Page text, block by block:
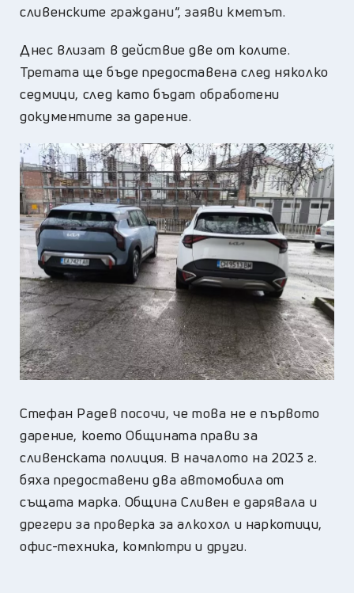
сливенските граждани“, заяви кметът.
Днес влизат в действие две от колите.
Третата ще бъде предоставена след няколко
седмици, след като бъдат обработени
документите за дарение.
Стефан Радев посочи, че това не е първото
дарение, което Общината прави за
сливенската полиция. В началото на 2023 г.
бяха предоставени два автомобила от
същата марка. Община Сливен е дарявала и
дрегери за проверка за алкохол и наркотици,
офис-техника, компютри и други.